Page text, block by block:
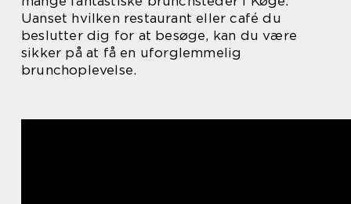
Uanset hvilken restaurant eller café du
beslutter dig for at besøge, kan du være
sikker på at få en uforglemmelig
brunchoplevelse.